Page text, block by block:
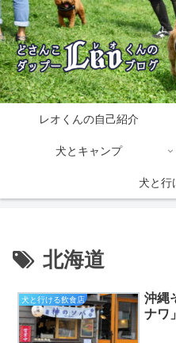
レオくんの自己紹介
犬とキャンプ
犬と行
北海道
犬と行ける飲食店
沖縄
ナワ